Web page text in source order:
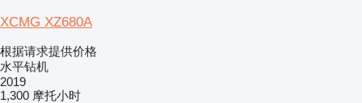
XCMG XZ680A
根据请求提供价格
水平钻机
2019
1,300 摩托小时